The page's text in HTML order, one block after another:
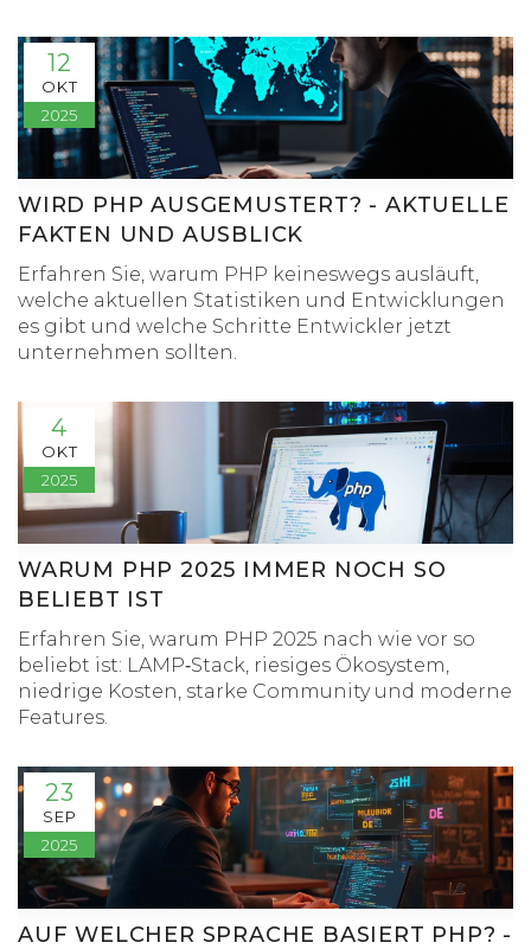
12
OKT
2025
WIRD PHP AUSGEMUSTERT? - AKTUELLE
FAKTEN UND AUSBLICK
Erfahren Sie, warum PHP keineswegs ausläuft,
welche aktuellen Statistiken und Entwicklungen
es gibt und welche Schritte Entwickler jetzt
unternehmen sollten.
4
OKT
2025
WARUM PHP 2025 IMMER NOCH SO
BELIEBT IST
Erfahren Sie, warum PHP 2025 nach wie vor so
beliebt ist: LAMP‑Stack, riesiges Ökosystem,
niedrige Kosten, starke Community und moderne
Features.
23
SEP
2025
AUF WELCHER SPRACHE BASIERT PHP? -